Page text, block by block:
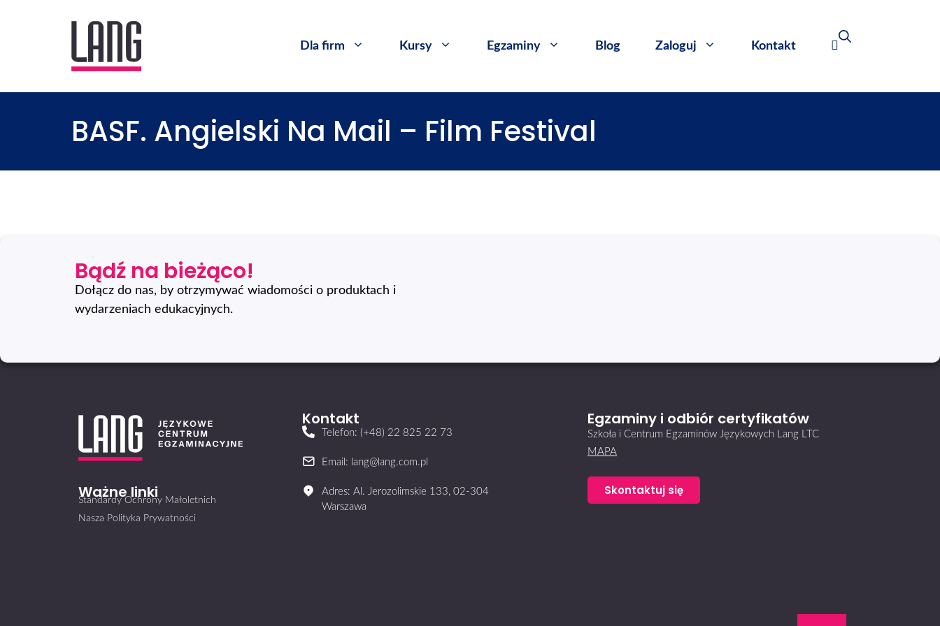
Dla firm Kursy ​Egzaminy Blog Zaloguj Kontakt
BASF. Angielski Na Mail – Film Festival
Bądź na bieżąco!
Dołącz do nas, by otrzymywać wiadomości o produktach i
wydarzeniach edukacyjnych.
Ważne linki
Standardy Ochrony Małoletnich
Nasza Polityka Prywatności
Kontakt
Telefon: (+48) 22 825 22 73
Email: lang@lang.com.pl
Adres: Al. Jerozolimskie 133, 02-304
Warszawa
Egzaminy i odbiór certyfikatów
Szkoła i Centrum Egzaminów Językowych Lang LTC
MAPA
Skontaktuj się